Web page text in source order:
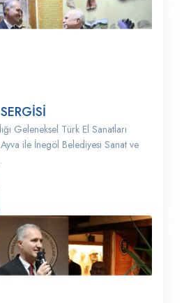
Geleneksel Türk El Sanatları
ile İnegöl Belediyesi Sanat ve